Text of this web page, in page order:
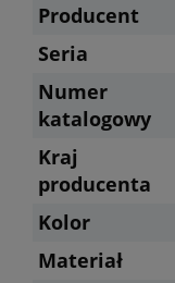
Producent
Seria
Numer
katalogowy
Kraj
producenta
Kolor
Materiał